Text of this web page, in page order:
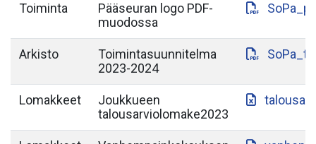
Toiminta
Pääseuran logo PDF-
muodossa
Arkisto
Toimintasuunnitelma
2023-2024
Lomakkeet
Joukkueen
talousarviolomake2023